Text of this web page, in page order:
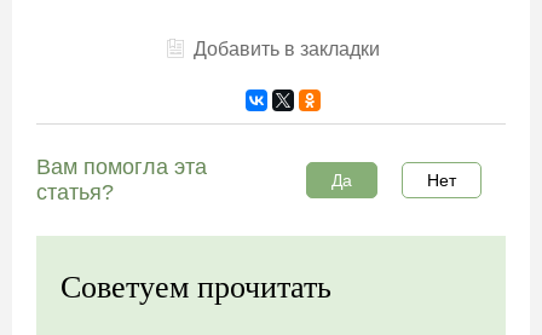
Добавить в закладки
Вам помогла эта
статья?
Да Нет
Советуем прочитать